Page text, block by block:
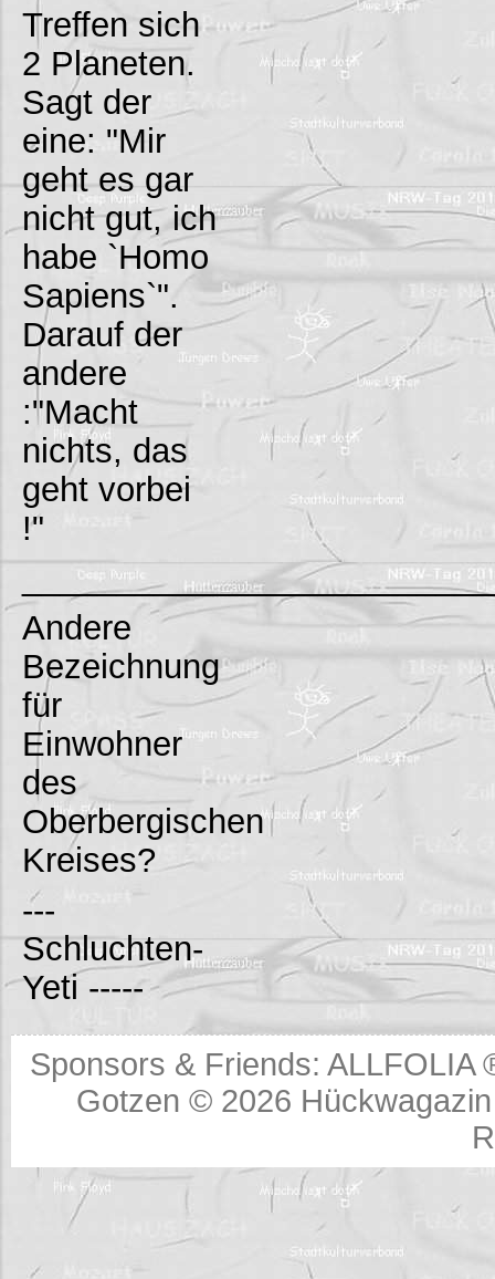
Treffen sich
2 Planeten.
Sagt der
eine: "Mir
geht es gar
nicht gut, ich
habe `Homo
Sapiens`".
Darauf der
andere
:"Macht
nichts, das
geht vorbei
!"
Andere
Bezeichnung
für
Einwohner
des
Oberbergischen
Kreises?
---
Schluchten-
Yeti -----
Sponsors & Friends:ALLFOLIA
Gotzen © 2026